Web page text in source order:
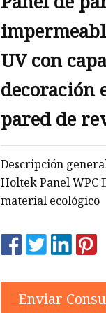
UV con
decoración
pared de
de madera
Descripción
Holtek Panel WPC
material ecológico
Enviar